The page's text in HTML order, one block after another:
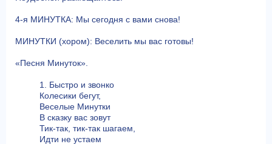
4-я МИНУТКА: Мы сегодня с вами снова!
МИНУТКИ (хором): Веселить мы вас готовы!
«Песня Минуток».
1. Быстро и звонко
Колесики бегут,
Веселые Минутки
В сказку вас зовут
Тик-так, тик-так шагаем,
Идти не устаем